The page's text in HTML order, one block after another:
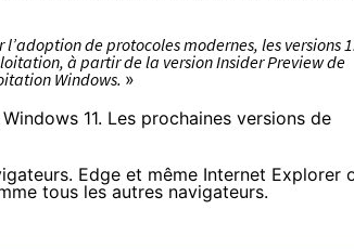
de protocoles modernes, les versions
à partir de la version Insider Preview de
Windows. »
11. Les prochaines versions de
Edge et même Internet Explorer
tous les autres navigateurs.